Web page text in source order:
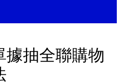
據抽全聯購物